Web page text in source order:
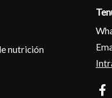
nutrición